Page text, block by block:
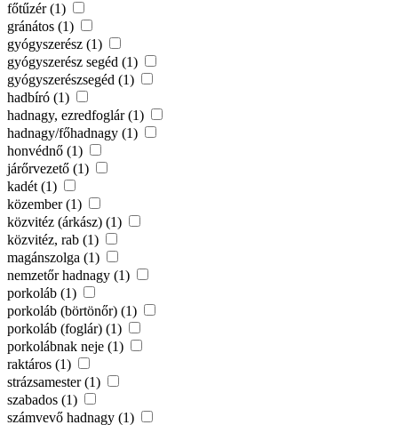
főtűzér (1)
gránátos (1)
gyógyszerész (1)
gyógyszerész segéd (1)
gyógyszerészsegéd (1)
hadbíró (1)
hadnagy, ezredfoglár (1)
hadnagy/főhadnagy (1)
honvédnő (1)
járőrvezető (1)
kadét (1)
közember (1)
közvitéz (árkász) (1)
közvitéz, rab (1)
magánszolga (1)
nemzetőr hadnagy (1)
porkoláb (1)
porkoláb (börtönőr) (1)
porkoláb (foglár) (1)
porkolábnak neje (1)
raktáros (1)
strázsamester (1)
szabados (1)
számvevő hadnagy (1)